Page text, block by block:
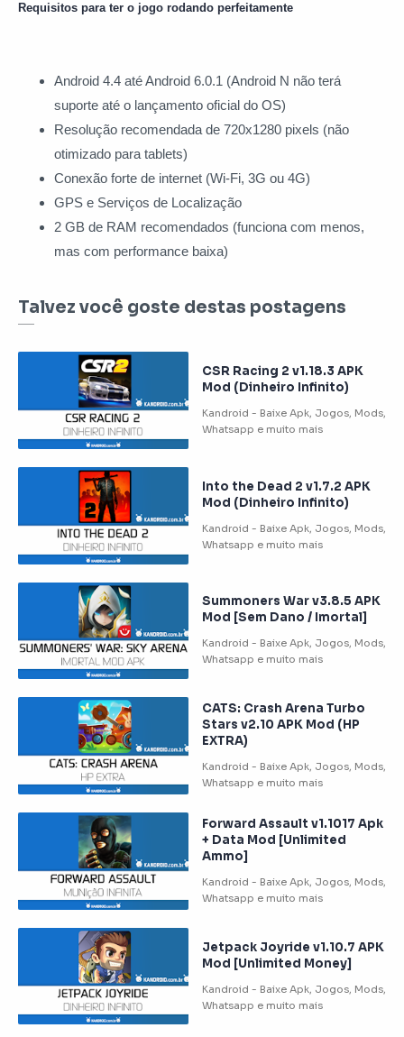
Requisitos para ter o jogo rodando perfeitamente
Android 4.4 até Android 6.0.1 (Android N não terá
suporte até o lançamento oficial do OS)
Resolução recomendada de 720x1280 pixels (não
otimizado para tablets)
Conexão forte de internet (Wi-Fi, 3G ou 4G)
GPS e Serviços de Localização
2 GB de RAM recomendados (funciona com menos,
mas com performance baixa)
Talvez você goste destas postagens
CSR Racing 2 v1.18.3 APK
Mod (Dinheiro Infinito)
Into the Dead 2 v1.7.2 APK
Mod (Dinheiro Infinito)
Summoners War v3.8.5 APK
Mod [Sem Dano / Imortal]
CATS: Crash Arena Turbo
Stars v2.10 APK Mod (HP
EXTRA)
Forward Assault v1.1017 Apk
+ Data Mod [Unlimited
Ammo]
Jetpack Joyride v1.10.7 APK
Mod [Unlimited Money]